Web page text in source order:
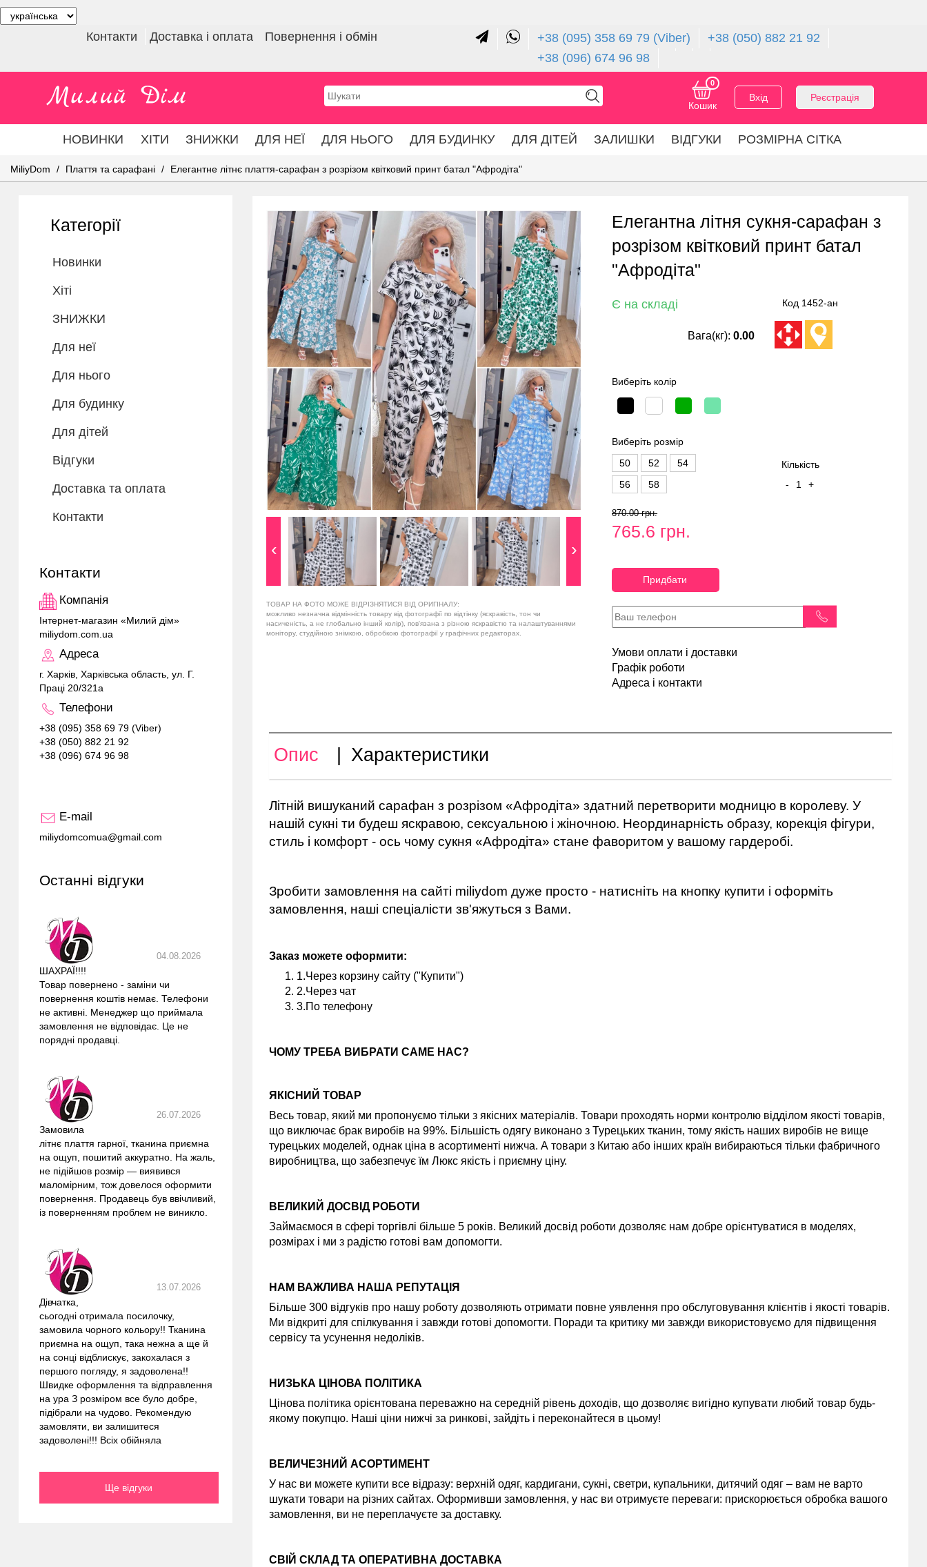
Контакти Доставка і оплата Повернення і обмін +38 (095) 358 69 79 (Viber)
+38 (050) 882 21 92
+38 (096) 674 96 98
Реєстрація
Вхід
Кошик
0
НОВИНКИ ХІТИ ЗНИЖКИ ДЛЯ НЕЇ ДЛЯ НЬОГО ДЛЯ БУДИНКУ ДЛЯ ДІТЕЙ ЗАЛИШКИ ВІДГУКИ РОЗМІРНА СІТКА
MiliyDom Плаття та сарафані Елегантне літнє плаття-сарафан з розрізом квітковий принт батал "Афродіта"
Категорії
Новинки
Хіті
ЗНИЖКИ
Для неї
Для нього
Для будинку
Для дітей
Відгуки
Доставка та оплата
Контакти
Контакти
Компанія
Інтернет-магазин «Милий дім»
miliydom.com.ua
Адреса
г. Харків, Харківська область, ул. Г.
Праці 20/321а
Телефони
+38 (095) 358 69 79 (Viber)
+38 (050) 882 21 92
+38 (096) 674 96 98
E-mail
miliydomcomua@gmail.com
Останні відгуки
04.08.2026
ШАХРАЇ!!!!
Товар повернено - заміни чи
повернення коштів немає. Телефони
не активні. Менеджер що приймала
замовлення не відповідає. Це не
порядні продавці.
26.07.2026
Замовила
літнє плаття гарної, тканина приємна
на ощуп, пошитий аккуратно. На жаль,
не підійшов розмір — виявився
маломірним, тож довелося оформити
повернення. Продавець був ввічливий,
із поверненням проблем не виникло.
13.07.2026
Дівчатка,
сьогодні отримала посилочку,
замовила чорного кольору!! Тканина
приємна на ощуп, така нежна а ще й
на сонці відблискує, закохалася з
першого погляду, я задоволена!!
Швидке оформлення та відправлення
на ура З розміром все було добре,
підібрали на чудово. Рекомендую
замовляти, ви залишитеся
задоволені!!! Всіх обійняла
Ще відгуки
ТОВАР НА ФОТО МОЖЕ ВІДРІЗНЯТИСЯ ВІД ОРИГІНАЛУ:
можливо незначна відмінність товару від фотографії по відтінку (яскравість, тон чи
насиченість, а не глобально інший колір), пов'язана з різною яскравістю та налаштуваннями
монітору, студійною знімкою, обробкою фотографії у графічних редакторах.
Елегантна літня сукня-сарафан з
розрізом квітковий принт батал
"Афродіта"
Є на складі Код 1452-ан
Вага(кг):0.00
Виберіть колір
Виберіть розмір
50
52
54
56
58
Кількість
-
1 +
870.00 грн.
765.6 грн.
Придбати
Умови оплати і доставки
Графік роботи
Адреса і контакти
Опис Характеристики
Літній вишуканий сарафан з розрізом «Афродіта» здатний перетворити модницю в королеву. У
нашій сукні ти будеш яскравою, сексуальною і жіночною. Неординарність образу, корекція фігури,
стиль і комфорт - ось чому сукня «Афродіта» стане фаворитом у вашому гардеробі.
Зробити замовлення на сайті miliydom дуже просто - натисніть на кнопку купити і оформіть
замовлення, наші спеціалісти зв'яжуться з Вами.
Заказ можете оформити:
1.Через корзину сайту ("Купити")
2.Через чат
3.По телефону
ЧОМУ ТРЕБА ВИБРАТИ САМЕ НАС?
ЯКІСНИЙ ТОВАР
Весь товар, який ми пропонуємо тільки з якісних матеріалів. Товари проходять норми контролю відділом якості товарів,
що виключає брак виробів на 99%. Більшість одягу виконано з Турецьких тканин, тому якість наших виробів не вище
турецьких моделей, однак ціна в асортименті нижча. А товари з Китаю або інших країн вибираються тільки фабричного
виробництва, що забезпечує їм Люкс якість і приємну ціну.
ВЕЛИКИЙ ДОСВІД РОБОТИ
Займаємося в сфері торгівлі більше 5 років. Великий досвід роботи дозволяє нам добре орієнтуватися в моделях,
розмірах і ми з радістю готові вам допомогти.
НАМ ВАЖЛИВА НАША РЕПУТАЦІЯ
Більше 300 відгуків про нашу роботу дозволяють отримати повне уявлення про обслуговування клієнтів і якості товарів.
Ми відкриті для спілкування і завжди готові допомогти. Поради та критику ми завжди використовуємо для підвищення
сервісу та усунення недоліків.
НИЗЬКА ЦІНОВА ПОЛІТИКА
Цінова політика орієнтована переважно на середній рівень доходів, що дозволяє вигідно купувати любий товар будь-
якому покупцю. Наші ціни нижчі за ринкові, зайдіть і переконайтеся в цьому!
ВЕЛИЧЕЗНИЙ АСОРТИМЕНТ
У нас ви можете купити все відразу: верхній одяг, кардигани, сукні, светри, купальники, дитячий одяг – вам не варто
шукати товари на різних сайтах. Оформивши замовлення, у нас ви отримуєте переваги: прискорюється обробка вашого
замовлення, ви не переплачуєте за доставку.
СВІЙ СКЛАД ТА ОПЕРАТИВНА ДОСТАВКА